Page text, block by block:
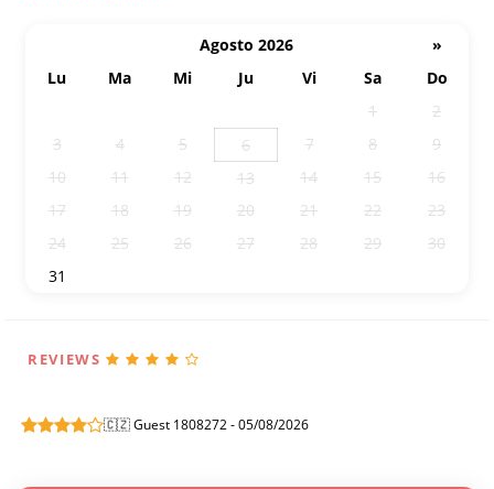
Agosto 2026
»
Lu
Ma Mi Ju Vi Sa
Do
1
2
3
4 5 6 7 8
9
10
11 12 13 14 15
16
17
18 19 20 21 22
23
24
25 26 27 28 29
30
31
REVIEWS
🇨🇿 Guest 1808272 - 05/08/2026